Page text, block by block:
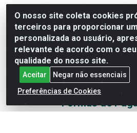
O nosso site coleta cookies
terceiros para proporcionar
personalizada ao usuário,
relevante de acordo com o
qualidade do nosso site.
Aceitar
Negar não essenciais
Preferências de Cookies
Redes
Linkedin
YouTube
Formas de